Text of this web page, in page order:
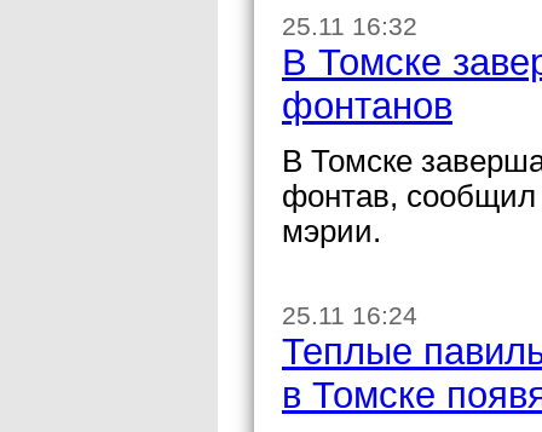
25.11 16:32
В Томске
фонтанов
В Томске
фонтав, сообщил
мэрии.
25.11 16:24
Теплые
в Томске